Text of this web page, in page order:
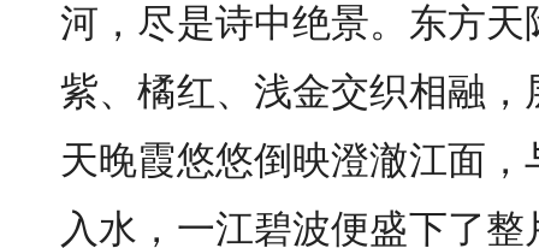
河，尽是诗中绝景。东方
紫、橘红、浅金交织相融
天晚霞悠悠倒映澄澈江面
入水，一江碧波便盛下了